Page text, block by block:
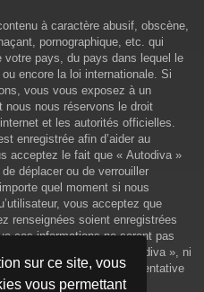
sur ce site, vous
vous permettant
à caractère abusif, obscène,
pornographique, etc. qui
votre pays, du pays dans lequel le
encore la loi internationale. Si
vous vous exposez à un
nous nous réservons le droit
et les autorités officielles.
enregistrée afin d’aider au
acceptez le fait que « Autodiva »
déplacer ou de verrouiller
quel moment si nous
vous acceptez que
renseignées soient enregistrées
ces informations ne seront pas
consentement, ni « Autodiva », ni
responsables en cas de tentative
vos données.